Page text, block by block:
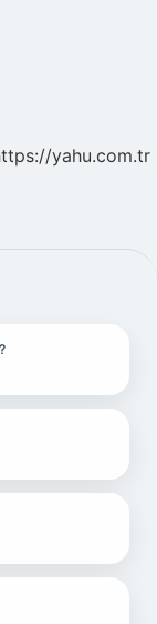
yahu.com.tr